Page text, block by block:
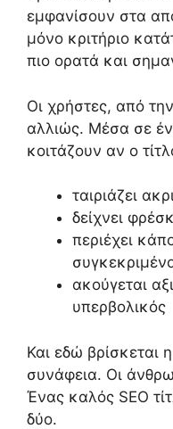
εμφανίσουν στα
μόνο κριτήριο
πιο ορατά και
Οι χρήστες, από
αλλιώς. Μέσα σε
κοιτάζουν αν ο
ταιριάζει
δείχνει
περιέχει
ακούγεται
υπερβολικός
Και εδώ βρίσκεται
συνάφεια. Οι
Ένας καλός SEO
δύο.